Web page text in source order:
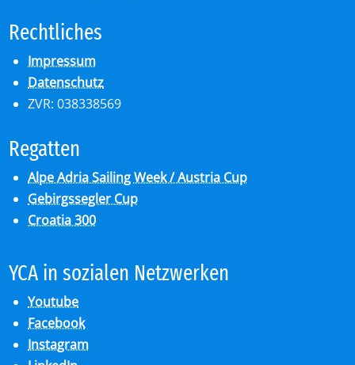
Recht­li­ches
Impressum
Datenschutz
ZVR: 038338569
Re­gat­ten
Alpe Adria Sailing Week / Austria Cup
Gebirgssegler Cup
Croatia 300
YCA in so­zia­len Netz­wer­ken
Youtube
Facebook
Instagram